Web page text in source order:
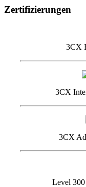
Zertifizierungen
3CX
3CX
3CX
Level